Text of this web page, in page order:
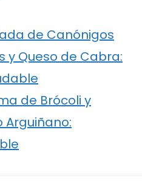
de Canónigos
y Queso de Cabra:
de Brócoli y
Arguiñano: